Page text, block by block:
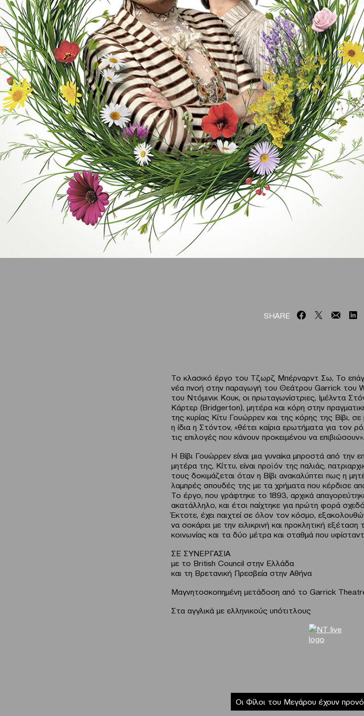
SHARE
Το κλασικό έργο του Τζωρζ Μπέρναρντ Σω, Το
νέα πνοή στην παραγωγή του Θεάτρου Garrick του
του Ντόμινικ Κουκ, οι πρωταγωνίστριες, Ιμέλντα
Κάρτερ (Bridgerton), μητέρα και κόρη στην
της κυρίας Κίτυ Γουώρρεν και της κόρης της Βίβι,
η ίδια η Στόντον, «θέτει καίρια ερωτήματα για τον
τις επιλογές που κάνουν προκειμένου να επιβιώσουν».
Η Βίβι Γουώρρεν είναι μια γυναίκα μπροστά από την
μητέρα της, Κίττυ, είναι προϊόν της παλιάς,
τους δοκιμάζεται όταν η Βίβι ανακαλύπτει πως η
λαμπρές σπουδές της με τα χρήματα που κέρδισε
Το έργο, που γράφτηκε το 1893, αρχικά
ακατάλληλο, και έτσι παίχτηκε για πρώτη φορά
Έκτοτε, έχει παιχτεί σε όλον τον κόσμο,
να σοκάρει με την ειλικρινή και προκλητική
κοινωνίας και τα δύο μέτρα και σταθμά που
ΣΕ ΣΥΝΕΡΓΑΣΙΑ
με το British Council στην Ελλάδα
και τη Βρετανική Πρεσβεία στην Αθήνα
Μαγνητοσκοπημένη μετάδοση από το Garrick
Στα αγγλικά με ελληνικούς υπότιτλους
Οι Φίλοι του Μεγάρου έχουν